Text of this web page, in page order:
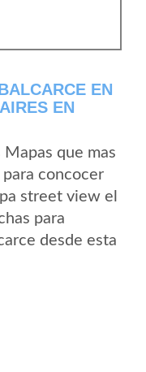
EN
EN
que mas
para concocer
street view el
para
desde esta